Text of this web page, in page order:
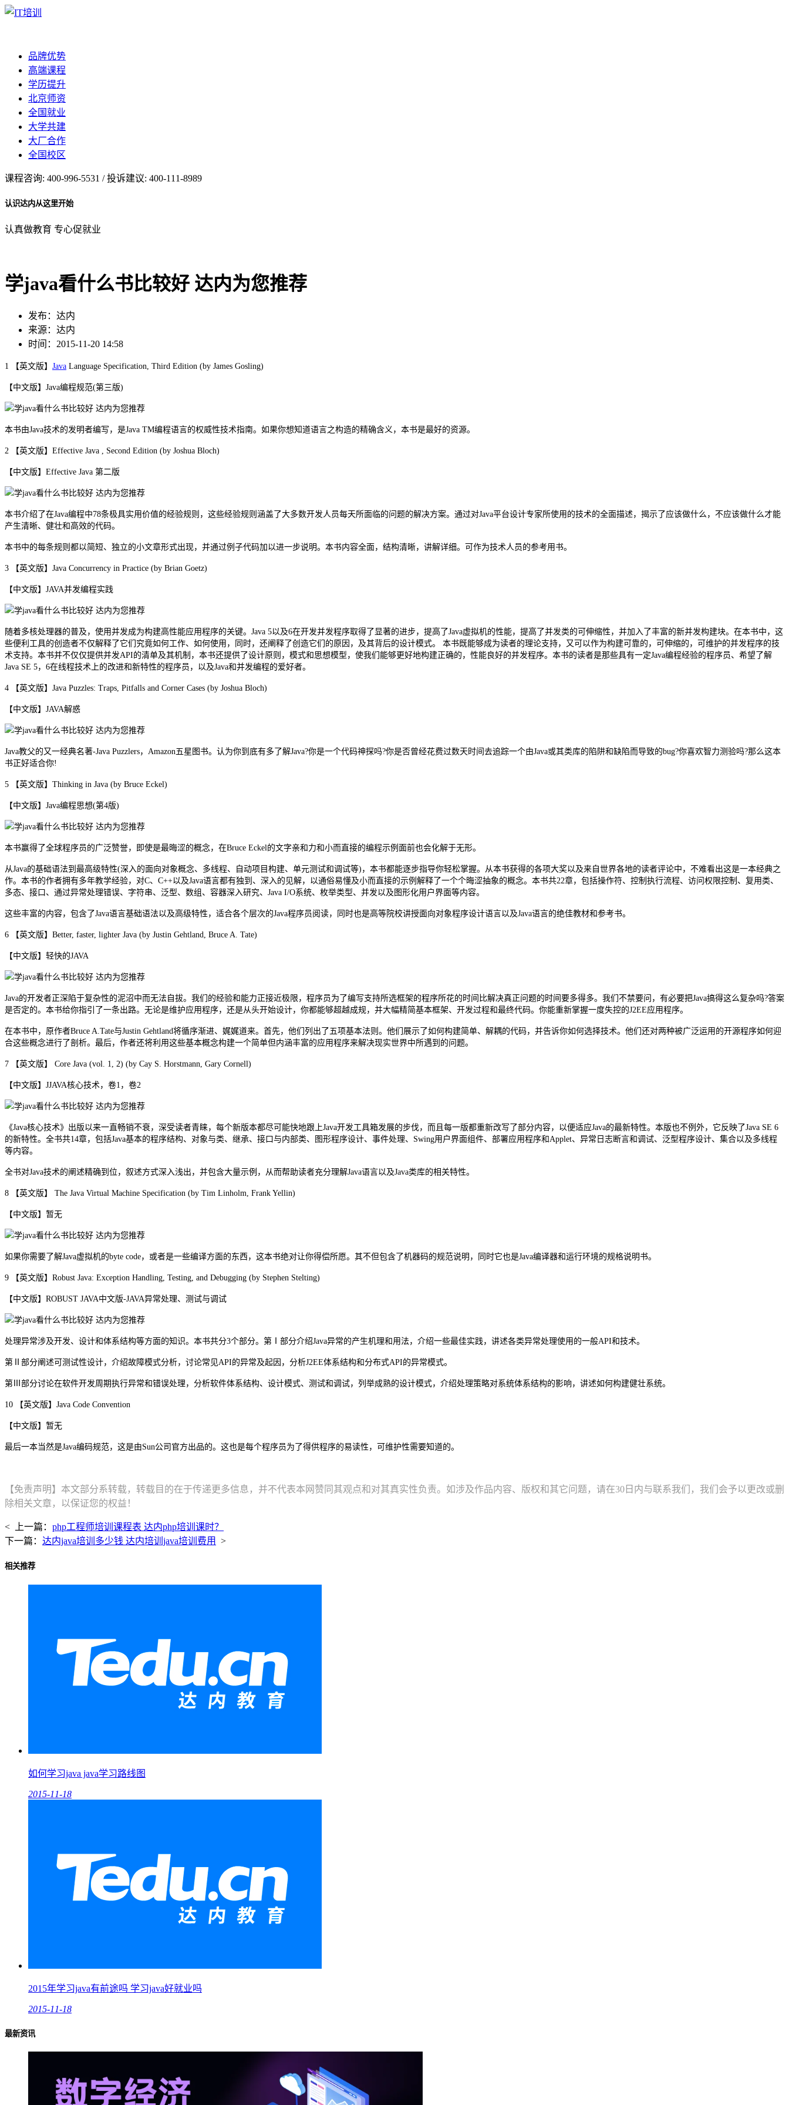
品牌优势
高端课程
学历提升
北京师资
全国就业
大学共建
大厂合作
全国校区
课程咨询: 400-996-5531 / 投诉建议: 400-111-8989
认识达内从这里开始
认真做教育 专心促就业
学java看什么书比较好 达内为您推荐
发布：达内
来源：达内
时间：2015-11-20 14:58
1 【英文版】 Java Language Specification, Third Edition (by James Gosling)
【中文版】Java编程规范(第三版)
本书由Java技术的发明者编写，是Java TM编程语言的权威性技术指南。如果你想知道语言之构造的精确含义，本书是最好的资源。
2 【英文版】Effective Java , Second Edition (by Joshua Bloch)
【中文版】Effective Java 第二版
本书介绍了在Java编程中78条极具实用价值的经验规则，这些经验规则涵盖了大多数开发人员每天所面临的问题的解决方案。通过对Java平台设计专家所使用的技术的全面描述，揭示了应该做什么，不应该做什么才能
产生清晰、健壮和高效的代码。
本书中的每条规则都以简短、独立的小文章形式出现，并通过例子代码加以进一步说明。本书内容全面，结构清晰，讲解详细。可作为技术人员的参考用书。
3 【英文版】Java Concurrency in Practice (by Brian Goetz)
【中文版】JAVA并发编程实践
随着多核处理器的普及，使用并发成为构建高性能应用程序的关键。Java 5以及6在开发并发程序取得了显著的进步，提高了Java虚拟机的性能，提高了并发类的可伸缩性，并加入了丰富的新并发构建块。在本书中，这
些便利工具的创造者不仅解释了它们究竟如何工作、如何使用，同时，还阐释了创造它们的原因，及其背后的设计模式。 本书既能够成为读者的理论支持，又可以作为构建可靠的，可伸缩的，可维护的并发程序的技
术支持。本书并不仅仅提供并发API的清单及其机制，本书还提供了设计原则，模式和思想模型，使我们能够更好地构建正确的，性能良好的并发程序。本书的读者是那些具有一定Java编程经验的程序员、希望了解
Java SE 5，6在线程技术上的改进和新特性的程序员，以及Java和并发编程的爱好者。
4 【英文版】Java Puzzles: Traps, Pitfalls and Corner Cases (by Joshua Bloch)
【中文版】JAVA解惑
Java教父的又一经典名著-Java Puzzlers，Amazon五星图书。认为你到底有多了解Java?你是一个代码神探吗?你是否曾经花费过数天时间去追踪一个由Java或其类库的陷阱和缺陷而导致的bug?你喜欢智力测验吗?那么这本
书正好适合你!
5 【英文版】Thinking in Java (by Bruce Eckel)
【中文版】Java编程思想(第4版)
本书赢得了全球程序员的广泛赞誉，即使是最晦涩的概念，在Bruce Eckel的文字亲和力和小而直接的编程示例面前也会化解于无形。
从Java的基础语法到最高级特性(深入的面向对象概念、多线程、自动项目构建、单元测试和调试等)，本书都能逐步指导你轻松掌握。从本书获得的各项大奖以及来自世界各地的读者评论中，不难看出这是一本经典之
作。本书的作者拥有多年教学经验，对C、C++以及Java语言都有独到、深入的见解，以通俗易懂及小而直接的示例解释了一个个晦涩抽象的概念。本书共22章，包括操作符、控制执行流程、访问权限控制、复用类、
多态、接口、通过异常处理错误、字符串、泛型、数组、容器深入研究、Java I/O系统、枚举类型、并发以及图形化用户界面等内容。
这些丰富的内容，包含了Java语言基础语法以及高级特性，适合各个层次的Java程序员阅读，同时也是高等院校讲授面向对象程序设计语言以及Java语言的绝佳教材和参考书。
6 【英文版】Better, faster, lighter Java (by Justin Gehtland, Bruce A. Tate)
【中文版】轻快的JAVA
Java的开发者正深陷于复杂性的泥沼中而无法自拔。我们的经验和能力正接近极限，程序员为了编写支持所选框架的程序所花的时间比解决真正问题的时间要多得多。我们不禁要问，有必要把Java搞得这么复杂吗?答案
是否定的。本书给你指引了一条出路。无论是维护应用程序，还是从头开始设计，你都能够超越成规，并大幅精简基本框架、开发过程和最终代码。你能重新掌握一度失控的J2EE应用程序。
在本书中，原作者Bruce A.Tate与Justin Gehtland将循序渐进、娓娓道来。首先，他们列出了五项基本法则。他们展示了如何构建简单、解耦的代码，并告诉你如何选择技术。他们还对两种被广泛运用的开源程序如何迎
合这些概念进行了剖析。最后，作者还将利用这些基本概念构建一个简单但内涵丰富的应用程序来解决现实世界中所遇到的问题。
7 【英文版】 Core Java (vol. 1, 2) (by Cay S. Horstmann, Gary Cornell)
【中文版】JJAVA核心技术，卷1，卷2
《Java核心技术》出版以来一直畅销不衰，深受读者青睐，每个新版本都尽可能快地跟上Java开发工具箱发展的步伐，而且每一版都重新改写了部分内容，以便适应Java的最新特性。本版也不例外，它反映了Java SE 6
的新特性。全书共14章，包括Java基本的程序结构、对象与类、继承、接口与内部类、图形程序设计、事件处理、Swing用户界面组件、部署应用程序和Applet、异常日志断言和调试、泛型程序设计、集合以及多线程
等内容。
全书对Java技术的阐述精确到位，叙述方式深入浅出，并包含大量示例，从而帮助读者充分理解Java语言以及Java类库的相关特性。
8 【英文版】 The Java Virtual Machine Specification (by Tim Linholm, Frank Yellin)
【中文版】暂无
如果你需要了解Java虚拟机的byte code，或者是一些编译方面的东西，这本书绝对让你得偿所愿。其不但包含了机器码的规范说明，同时它也是Java编译器和运行环境的规格说明书。
9 【英文版】Robust Java: Exception Handling, Testing, and Debugging (by Stephen Stelting)
【中文版】ROBUST JAVA中文版-JAVA异常处理、测试与调试
处理异常涉及开发、设计和体系结构等方面的知识。本书共分3个部分。第Ⅰ部分介绍Java异常的产生机理和用法，介绍一些最佳实践，讲述各类异常处理使用的一般API和技术。
第Ⅱ部分阐述可测试性设计，介绍故障模式分析，讨论常见API的异常及起因，分析J2EE体系结构和分布式API的异常模式。
第Ⅲ部分讨论在软件开发周期执行异常和错误处理，分析软件体系结构、设计模式、测试和调试，列举成熟的设计模式，介绍处理策略对系统体系结构的影响，讲述如何构建健壮系统。
10 【英文版】Java Code Convention
【中文版】暂无
最后一本当然是Java编码规范，这是由Sun公司官方出品的。这也是每个程序员为了得供程序的易读性，可维护性需要知道的。
【免责声明】本文部分系转载，转载目的在于传递更多信息，并不代表本网赞同其观点和对其真实性负责。如涉及作品内容、版权和其它问题，请在30日内与联系我们，我们会予以更改或删
除相关文章，以保证您的权益！
< 上一篇： php工程师培训课程表 达内php培训课时？
下一篇： 达内java培训多少钱 达内培训java培训费用 >
相关推荐
如何学习java java学习路线图
2015-11-18
2015年学习java有前途吗 学习java好就业吗
2015-11-18
最新资讯